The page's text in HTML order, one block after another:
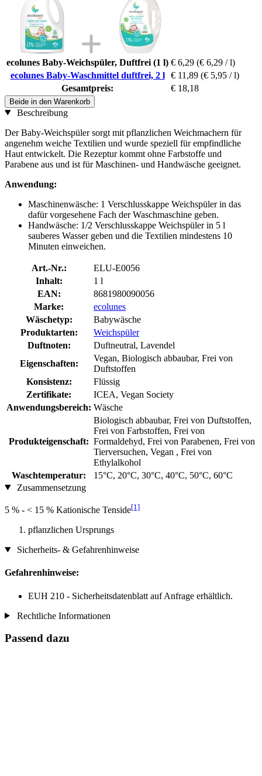
ecolunes Baby-Weichspüler, Duftfrei (1 l) € 6,29 (€ 6,29 / l)
ecolunes Baby-Waschmittel duftfrei, 2 l
€ 11,89 (€ 5,95 / l)
Gesamtpreis:
€ 18,18
Beide in den Warenkorb
Beschreibung
Der Baby-Weichspüler sorgt mit pflanzlichen Weichmachern für
angenehm weiche Textilien und wurde speziell für empfindliche
Haut entwickelt. Die Rezeptur kommt ohne Farbstoffe und
Parabene aus und ist für Maschinen- und Handwäsche geeignet.
Anwendung:
Maschinenwäsche: 1 Verschlusskappe Weichspüler in das
dafür vorgesehene Fach der Waschmaschine geben.
Handwäsche: 1/2 Verschlusskappe Weichspüler in 5 l
sauberes Wasser geben und die Textilien mindestens 10
Minuten einweichen.
Art.-Nr.:
ELU-E0056
Inhalt:
1 l
EAN:
8681980090056
Marke:
ecolunes
Wäschetyp:
Babywäsche
Produktarten:
Weichspüler
Duftnoten:
Duftneutral, Lavendel
Eigenschaften:
Vegan, Biologisch abbaubar, Frei von
Duftstoffen
Konsistenz:
Flüssig
Zertifikate:
ICEA, Vegan Society
Anwendungsbereich: Wäsche
Produkteigenschaft:
Biologisch abbaubar, Frei von Duftstoffen,
Frei von Farbstoffen, Frei von
Formaldehyd, Frei von Parabenen, Frei von
Tierversuchen, Vegan , Frei von
Ethylalkohol
Waschtemperatur:
15°C, 20°C, 30°C, 40°C, 50°C, 60°C
Zusammensetzung
5 % - < 15 % Kationische Tenside[1]
pflanzlichen Ursprungs
Sicherheits- & Gefahrenhinweise
Gefahrenhinweise:
EUH 210 - Sicherheitsdatenblatt auf Anfrage erhältlich.
Rechtliche Informationen
Passend dazu